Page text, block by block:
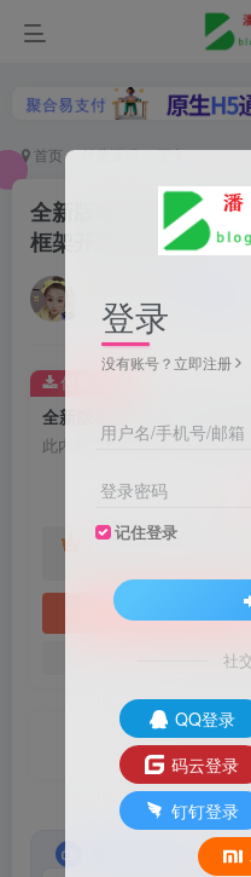
首页 付费源码 正文
全新版本码支付个人
框架开发 全开源
把活着的每一天看作生命
此内容为付费资源，请付费后
VIP黄金会员￥六合币
您当前未
付费资源
Youth means
年轻
智能总结摘要
登录
没有账号？立即注册
用户名/手机号/邮箱
登录密码
记住登录
社
QQ登录
码云登录
钉钉登录